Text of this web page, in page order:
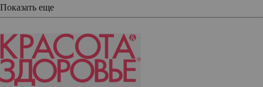
Показать еще